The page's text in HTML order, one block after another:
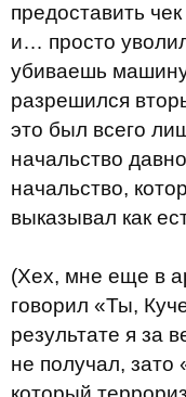
предоставить
и… просто
убиваешь
разрешился
это был всего
начальство
начальство,
выказывал как
(Хех, мне еще в
говорил «Ты,
результате я за
не получал, зато